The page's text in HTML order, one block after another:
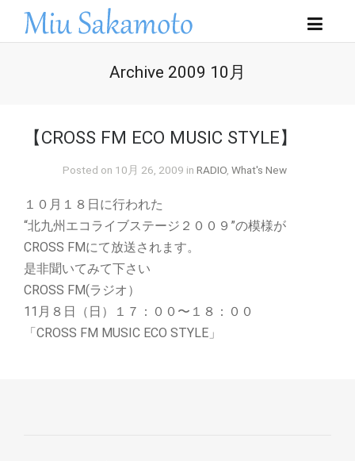
Archive 2009 10月
【CROSS FM ECO MUSIC STYLE】
Posted on 10月 26, 2009 in RADIO, What's New
１０月１８日に行われた
“北九州エコライブステージ２００９”の模様が
CROSS FMにて放送されます。
是非聞いてみて下さい
CROSS FM(ラジオ）
11月８日（日）１７：００〜１８：００
「CROSS FM MUSIC ECO STYLE」